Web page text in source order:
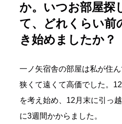
か。いつお部屋探
て、どれくらい前
き始めましたか？
一ノ矢宿舎の部屋は私が住
狭くて遠くて高価でした。
を考え始め、12月末に引っ
に3週間かからました。